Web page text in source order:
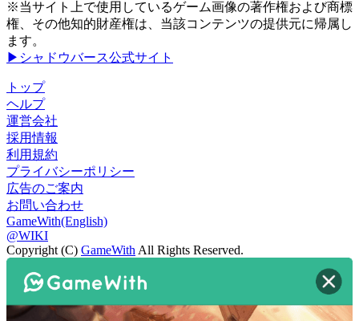
※当サイト上で使用しているゲーム画像の著作権および商標
権、その他知的財産権は、当該コンテンツの提供元に帰属し
ます。
▶シャドウバース公式サイト
トップ
ヘルプ
運営会社
採用情報
利用規約
プライバシーポリシー
広告のご案内
お問い合わせ
GameWith(English)
@WIKI
Copyright (C) GameWith All Rights Reserved.